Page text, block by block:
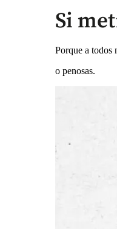
Si
Porque a todos
o penosas.